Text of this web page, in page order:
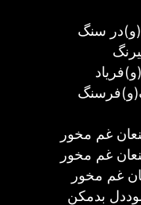
سنگ
غم مخور
غم مخور
غم مخور
بدمکن